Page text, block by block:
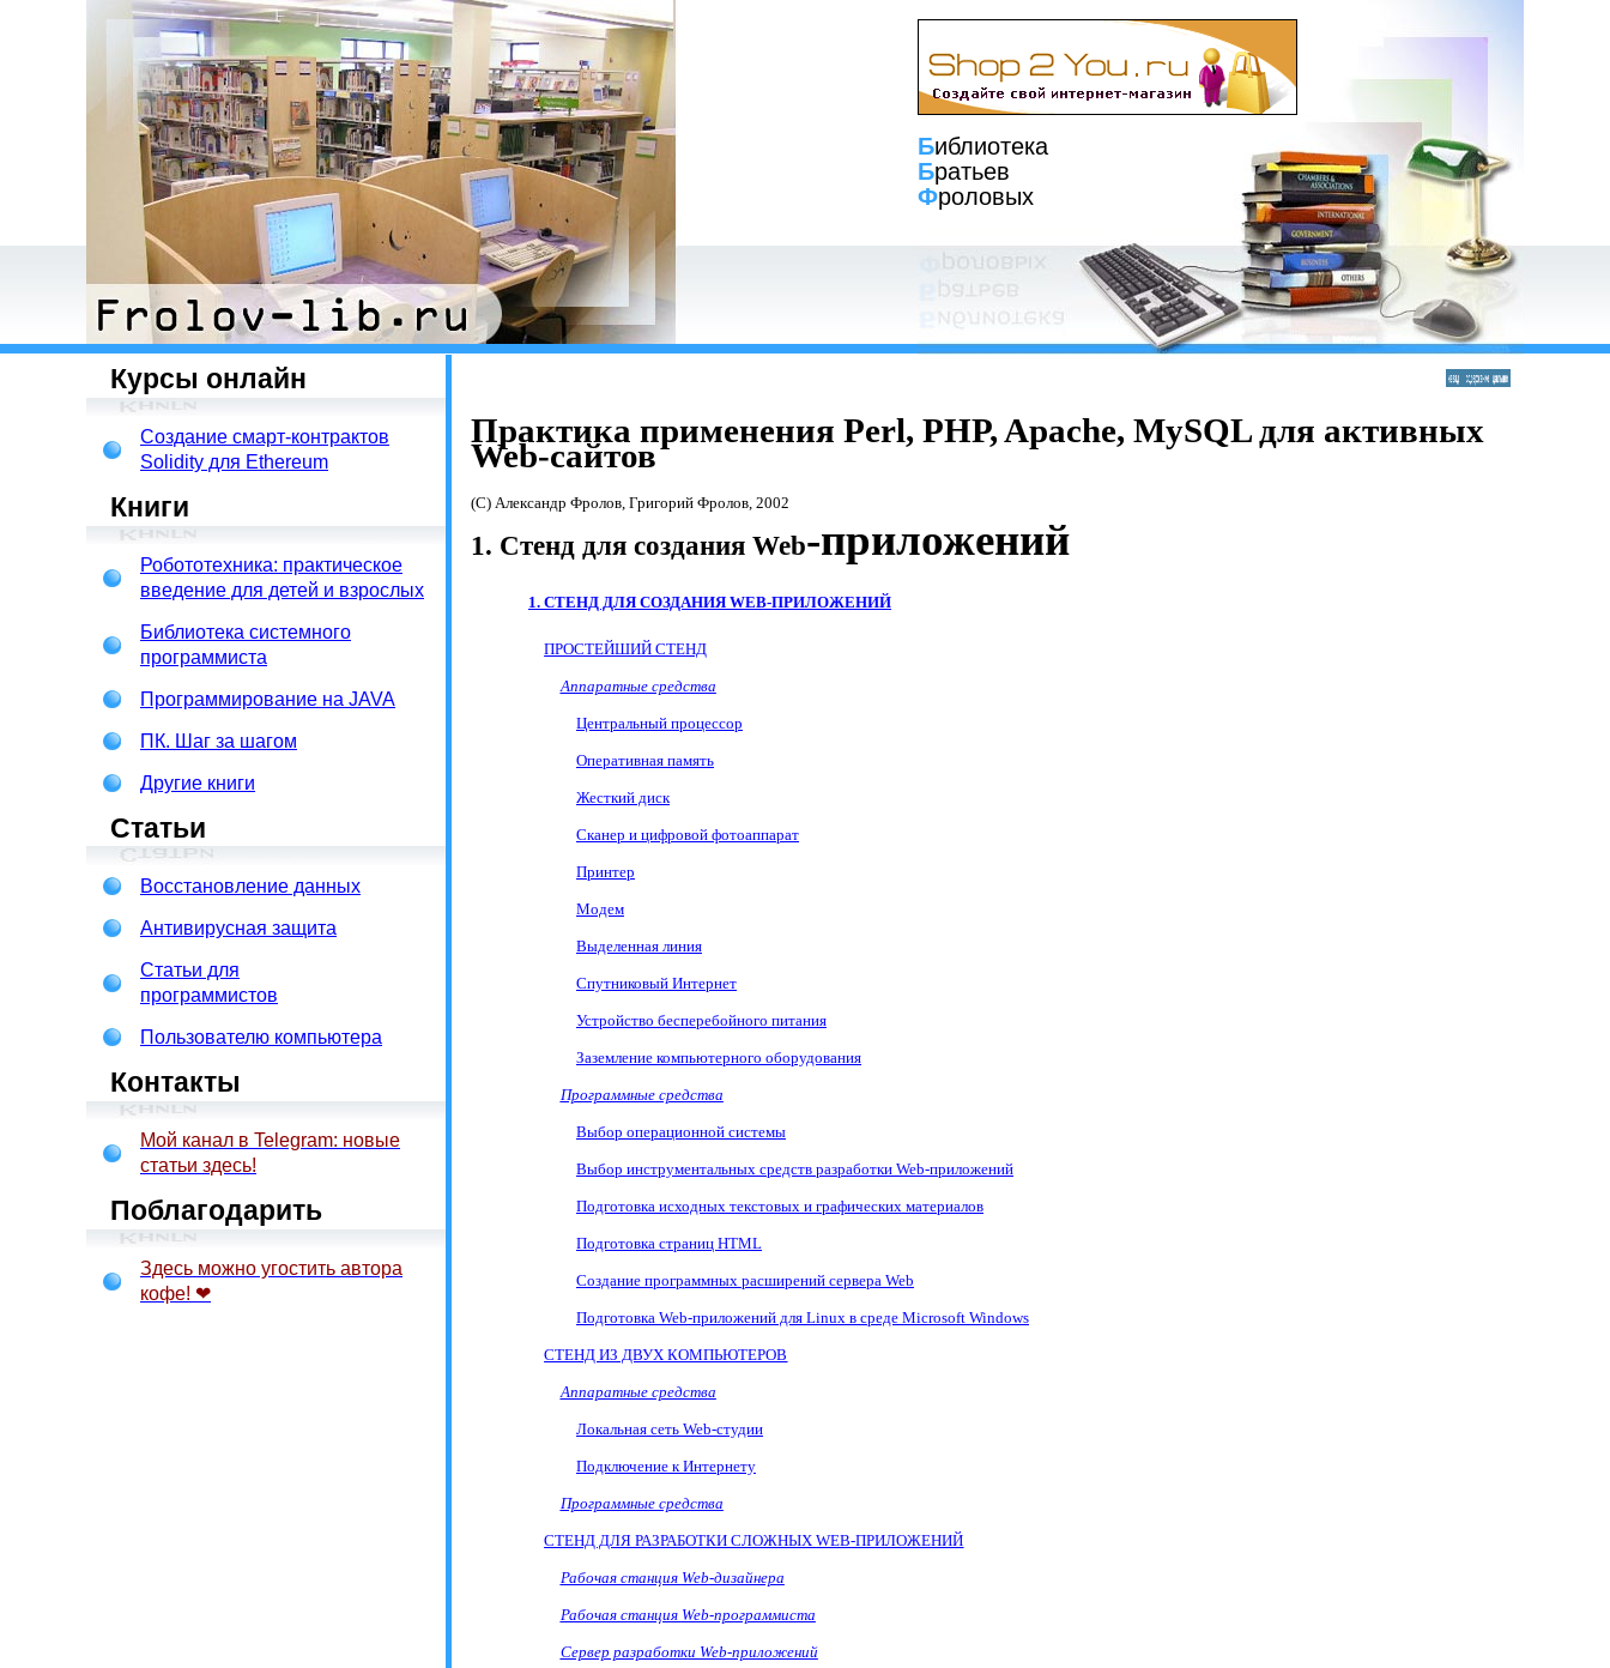
Библиотека
Братьев
Фроловых
Курсы онлайн
Создание смарт-контрактов
Solidity для Ethereum
Книги
Робототехника: практическое
введение для детей и взрослых
Библиотека системного
программиста
Программирование на JAVA
ПК. Шаг за шагом
Другие книги
Статьи
Восстановление данных
Антивирусная защита
Статьи для
программистов
Пользователю компьютера
Контакты
Мой канал в Telegram: новые
статьи здесь!
Поблагодарить
Здесь можно угостить автора
кофе! ❤
Практика применения Perl, PHP, Apache, MySQL для активных
Web-сайтов
(С) Александр Фролов, Григорий Фролов, 2002
1. Стенд для создания Web-приложений
1. СТЕНД ДЛЯ СОЗДАНИЯ WEB-ПРИЛОЖЕНИЙ
ПРОСТЕЙШИЙ СТЕНД
Аппаратные средства
Центральный процессор
Оперативная память
Жесткий диск
Сканер и цифровой фотоаппарат
Принтер
Модем
Выделенная линия
Спутниковый Интернет
Устройство бесперебойного питания
Заземление компьютерного оборудования
Программные средства
Выбор операционной системы
Выбор инструментальных средств разработки Web-приложений
Подготовка исходных текстовых и графических материалов
Подготовка страниц HTML
Создание программных расширений сервера Web
Подготовка Web-приложений для Linux в среде Microsoft Windows
СТЕНД ИЗ ДВУХ КОМПЬЮТЕРОВ
Аппаратные средства
Локальная сеть Web-студии
Подключение к Интернету
Программные средства
СТЕНД ДЛЯ РАЗРАБОТКИ СЛОЖНЫХWEB-ПРИЛОЖЕНИЙ
Рабочая станция Web-дизайнера
Рабочая станция Web-программиста
Сервер разработки Web-приложений